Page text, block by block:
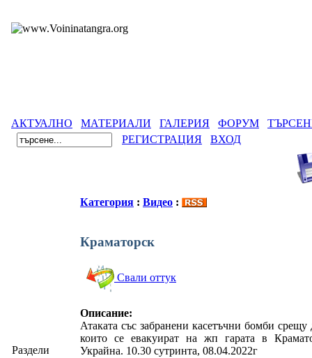
АКТУАЛНО МАТЕРИАЛИ ГАЛЕРИЯ ФОРУМ
РЕГИСТРАЦИЯ
ВХОД
Раздели
Категория : Видео :
Краматорск
Свали оттук
Описание:
Атаката със забранени касетъчни бомби
които се евакуират на жп гарата в
Украйна. 10.30 сутринта, 08.04.2022г